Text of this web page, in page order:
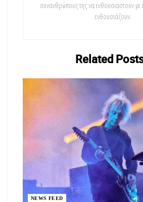
συνανθρώπους της να ενθουσιαστούν
ενθουσιάζουν.
Related
NEWS FEED